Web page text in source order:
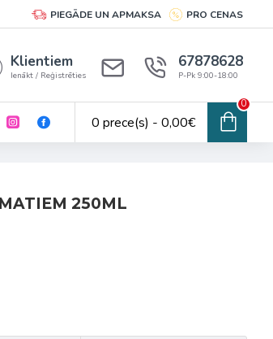
PIEGĀDE UN APMAKSA PRO CENAS
Klientiem
Ienākt / Reģistrēties
67878628
P-Pk 9:00-18:00
0 prece(s) - 0,00€
0
250ML